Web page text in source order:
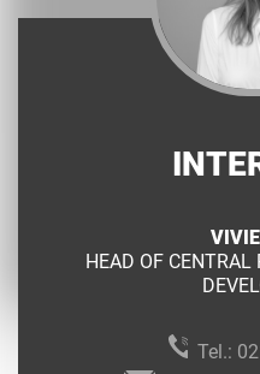
HEAD OF CENTRAL
Tel.: